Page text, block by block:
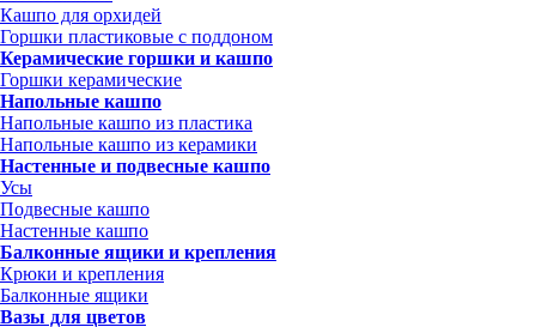
Кашпо для орхидей
Горшки пластиковые с поддоном
Керамические горшки и кашпо
Горшки керамические
Напольные кашпо
Напольные кашпо из пластика
Напольные кашпо из керамики
Настенные и подвесные кашпо
Усы
Подвесные кашпо
Настенные кашпо
Балконные ящики и крепления
Крюки и крепления
Балконные ящики
Вазы для цветов